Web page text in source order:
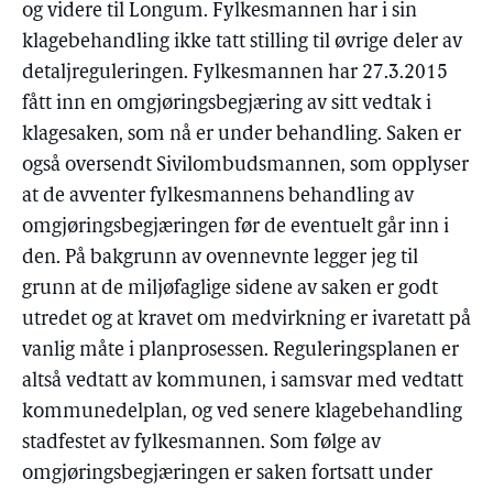
og videre til Longum. Fylkesmannen har i sin
klagebehandling ikke tatt stilling til øvrige deler av
detaljreguleringen. Fylkesmannen har 27.3.2015
fått inn en omgjøringsbegjæring av sitt vedtak i
klagesaken, som nå er under behandling. Saken er
også oversendt Sivilombudsmannen, som opplyser
at de avventer fylkesmannens behandling av
omgjøringsbegjæringen før de eventuelt går inn i
den. På bakgrunn av ovennevnte legger jeg til
grunn at de miljøfaglige sidene av saken er godt
utredet og at kravet om medvirkning er ivaretatt på
vanlig måte i planprosessen. Reguleringsplanen er
altså vedtatt av kommunen, i samsvar med vedtatt
kommunedelplan, og ved senere klagebehandling
stadfestet av fylkesmannen. Som følge av
omgjøringsbegjæringen er saken fortsatt under